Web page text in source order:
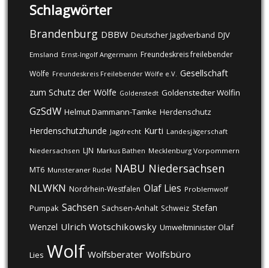
Schlagwörter
Brandenburg DBBW Deutscher Jagdverband DJV
Emsland Ernst-Ingolf Angermann Freundeskreis freilebender
Wölfe Freundeskreis Freilebender Wölfe e.V. Gesellschaft
zum Schutz der Wölfe Goldenstedt Goldenstedter Wölfin
GzSdW Helmut Dammann-Tamke Herdenschutz
Herdenschutzhunde Jagdrecht Kurti Landesjägerschaft
Niedersachsen LJN Markus Bathen Mecklenburg Vorpommern
MT6 Munsteraner Rudel NABU Niedersachsen
NLWKN Nordrhein-Westfalen Olaf Lies Problemwolf
Pumpak Sachsen Sachsen-Anhalt Schweiz Stefan
Wenzel Ulrich Wotschikowsky Umweltminister Olaf
Lies Wolf Wolfsberater Wolfsbüro